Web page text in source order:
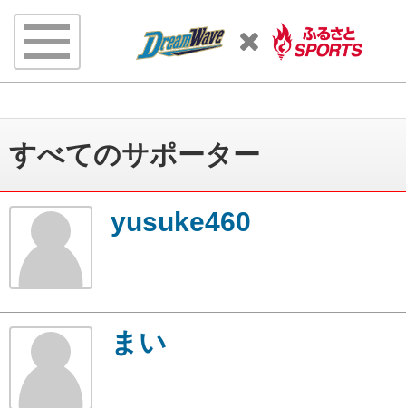
すべてのサポーター
yusuke460
まい